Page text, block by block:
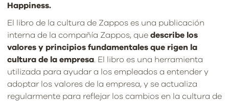
Happiness.
El libro de la cultura de Zappos es una publicación
interna de la compañía Zappos, que describe los
valores y principios fundamentales que rigen la
cultura de la empresa . El libro es una herramienta
utilizada para ayudar a los empleados a entender y
adoptar los valores de la empresa, y se actualiza
regularmente para reflejar los cambios en la cultura de